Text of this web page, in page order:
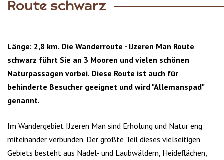
Route schwarz
Länge: 2,8 km. Die Wanderroute - IJzeren Man Route
schwarz führt Sie an 3 Mooren und vielen schönen
Naturpassagen vorbei. Diese Route ist auch für
behinderte Besucher geeignet und wird "Allemanspad"
genannt.
Im Wandergebiet IJzeren Man sind Erholung und Natur eng
miteinander verbunden. Der größte Teil dieses vielseitigen
Gebiets besteht aus Nadel- und Laubwäldern, Heideflächen,